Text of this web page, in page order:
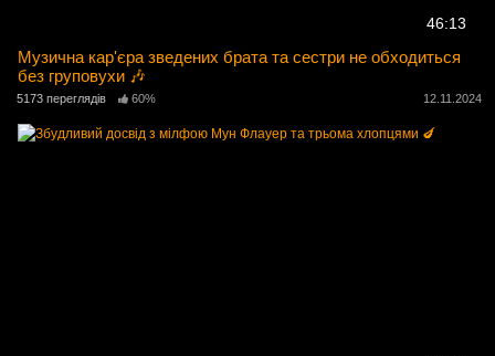
46:13
Музична кар'єра зведених брата та сестри не обходиться
без груповухи 🎶
5173 переглядів 60% 12.11.2024